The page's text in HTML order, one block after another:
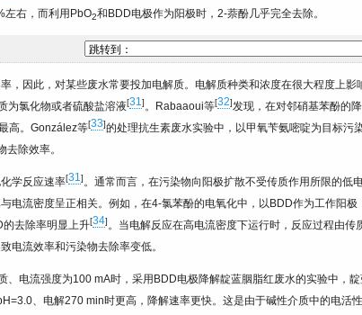
左右，而利用PbO2和BDD电极作为阳极时，2-萘酚几乎完全去除。
，因此，对某些废水常要投加电解质。电解质种类和浓度在很大程度上影
为氯化物或者硫酸盐溶液[31]。Rabaaoui等[32]发现，在对邻硝基苯酚的
高。González等[33]的处理抗生素废水实验中，以甲氧苄氨嘧啶为目标污
除效率。
学反应速率[31]。通常而言，在污染物向阳极扩散不受传质作用所限的低
电流密度呈正相关。例如，在4-氯苯酚的电氧化中，以BDD作为工作阳极
的去除率明显上升[34]。当电解反应在高电流密度下运行时，反应过程由传
电流效率和污染物去除率变低。
、电流强度为100 mA时，采用BDD电极降解靛蓝胭脂红废水的实验中，
、电解270 min时更高，降解速率更快。这是由于碱性介质中的电活